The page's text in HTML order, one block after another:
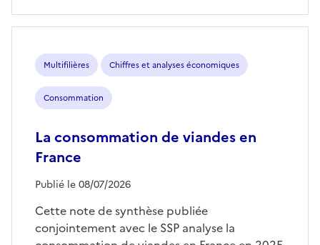
Multifilières Chiffres et analyses économiques
Consommation
La consommation de viandes en
France
Publié le 08/07/2026
Cette note de synthèse publiée
conjointement avec le SSP analyse la